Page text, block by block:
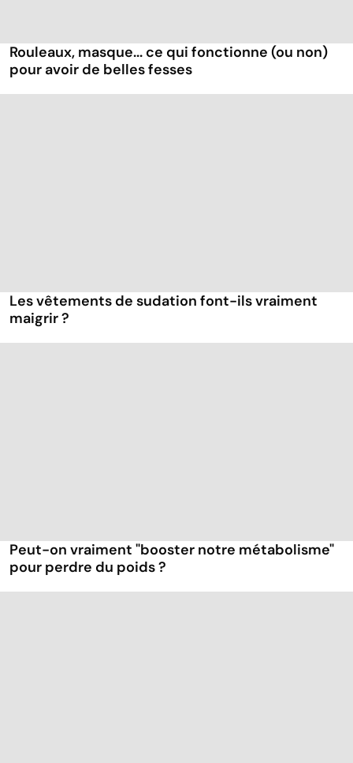
Rouleaux, masque... ce qui fonctionne (ou non)
pour avoir de belles fesses
Les vêtements de sudation font-ils vraiment
maigrir ?
Peut-on vraiment "booster notre métabolisme"
pour perdre du poids ?